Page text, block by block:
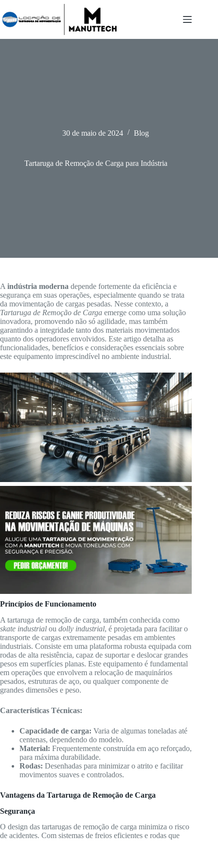
para
o
conteúdo
30 de maio de 2024 Blog
Tartaruga de Remoção de Carga para Indústria
A indústria moderna depende fortemente da eficiência e
segurança em suas operações, especialmente quando se trata
da movimentação de cargas pesadas. Nesse contexto, a
Tartaruga de Remoção de Carga emerge como uma solução
inovadora, promovendo não só agilidade, mas também
garantindo a integridade tanto dos materiais movimentados
quanto dos operadores envolvidos. Este artigo detalha as
funcionalidades, benefícios e considerações essenciais sobre
este equipamento imprescindível no ambiente industrial.
Princípios de Funcionamento
A tartaruga de remoção de carga, também conhecida como
skate industrial ou dolly industrial, é projetada para facilitar o
transporte de cargas extremamente pesadas em ambientes
industriais. Consiste em uma plataforma robusta equipada com
rodas de alta resistência, capaz de suportar e deslocar grandes
pesos em superfícies planas. Este equipamento é fundamental
em operações que envolvem a relocação de maquinários
pesados, estruturas de aço, ou qualquer componente de
grandes dimensões e peso.
Características Técnicas:
Capacidade de carga: Varia de algumas toneladas até
centenas, dependendo do modelo.
Material: Frequentemente construída em aço reforçado,
para máxima durabilidade.
Rodas: Desenhadas para minimizar o atrito e facilitar
movimentos suaves e controlados.
Vantagens da Tartaruga de Remoção de Carga
Segurança
O design das tartarugas de remoção de carga minimiza o risco
de acidentes. Com sistemas de freios eficientes e rodas que